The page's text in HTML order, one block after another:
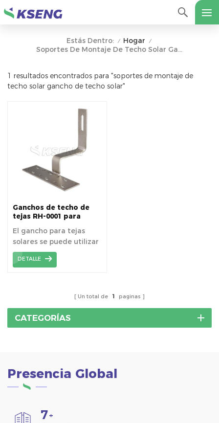
Estás Dentro: / Hogar /
Soportes De Montaje De Techo Solar Gancho De Techo Solar
1 resultados encontrados para "soportes de montaje de
techo solar gancho de techo solar"
Ganchos de techo de
tejas RH-0001 para
montaje solar
El gancho para tejas
solares se puede utilizar
para la instalación del
sistema de montaje
inclinados o techos de
tejas curvas (teja
española, S).
DETALLE
Un total de 1 paginas
CATEGORÍAS
Presencia Global
7+